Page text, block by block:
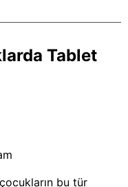
Tablet
bu tür